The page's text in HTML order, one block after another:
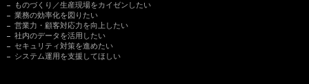
ものづくり／生産現場をカイゼンしたい
業務の効率化を図りたい
営業力・顧客対応力を向上したい
社内のデータを活用したい
セキュリティ対策を進めたい
システム運用を支援してほしい